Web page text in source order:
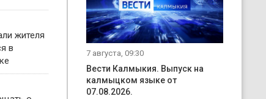
жителя
в
7 августа, 09:30
Вести Калмыкия. Выпуск на
калмыцком языке от
07.08.2026.